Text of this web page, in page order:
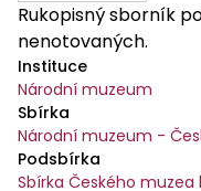
Rukopisný sborník
nenotovaných.
Instituce
Národní muzeum
Sbírka
Národní muzeum -
Podsbírka
Sbírka Českého muzea